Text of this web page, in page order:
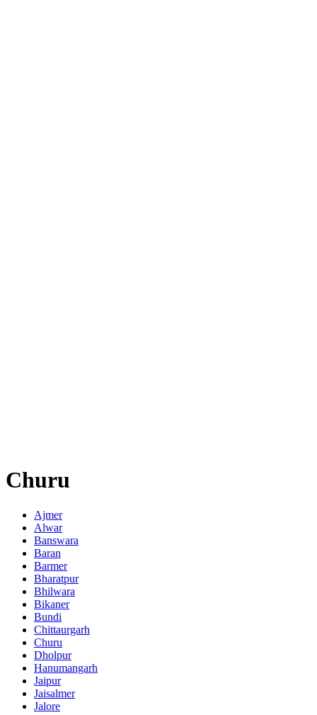
Churu
Ajmer
Alwar
Banswara
Baran
Barmer
Bharatpur
Bhilwara
Bikaner
Bundi
Chittaurgarh
Churu
Dholpur
Hanumangarh
Jaipur
Jaisalmer
Jalore